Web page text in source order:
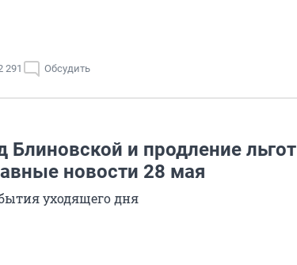
291 Обсудить
Блиновской и продление льгот
новости 28 мая
уходящего дня